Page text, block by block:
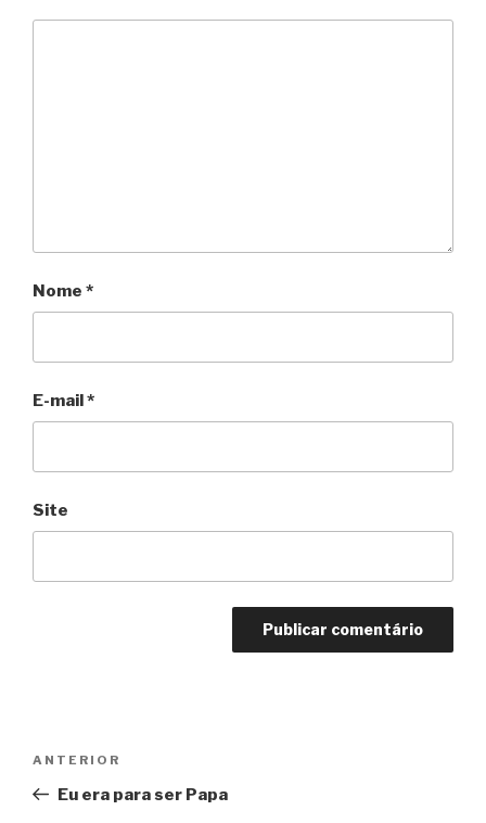
Nome *
E-mail*
Site
Post
Anterior
ANTERIOR
Eu era para ser Papa